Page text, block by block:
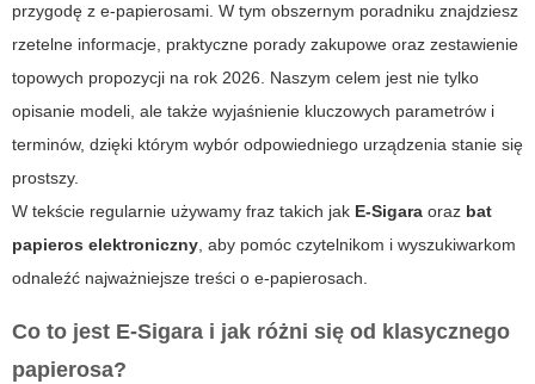
przygodę z e-papierosami. W tym obszernym poradniku znajdziesz
rzetelne informacje, praktyczne porady zakupowe oraz zestawienie
topowych propozycji na rok 2026. Naszym celem jest nie tylko
opisanie modeli, ale także wyjaśnienie kluczowych parametrów i
terminów, dzięki którym wybór odpowiedniego urządzenia stanie się
prostszy.
W tekście regularnie używamy fraz takich jak E-Sigara oraz bat
papieros elektroniczny, aby pomóc czytelnikom i wyszukiwarkom
odnaleźć najważniejsze treści o e-papierosach.
Co to jest E-Sigara i jak różni się od klasycznego
papierosa?